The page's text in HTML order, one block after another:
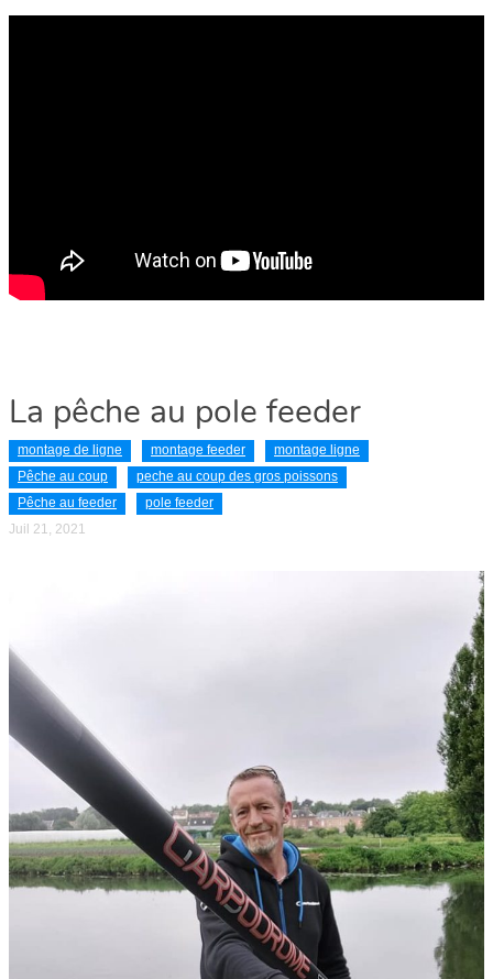
La pêche au pole feeder
montage de ligne montage feeder
montage ligne
Pêche au coup
peche au coup des gros poissons
Pêche au feeder
pole feeder
Juil 21, 2021